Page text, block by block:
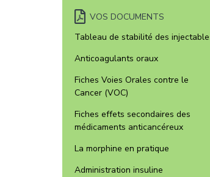
VOS DOCUMENTS
Tableau de stabilité des
Anticoagulants oraux
Fiches Voies Orales contre le
Cancer (VOC)
Fiches effets secondaires des
médicaments anticancéreux
La morphine en pratique
Administration insuline